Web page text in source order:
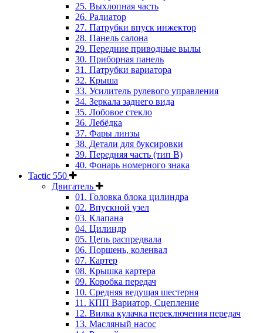
25. Выхлопная часть
26. Радиатор
27. Патрубки впуск инжектор
28. Панель салона
29. Передние приводные вылы
30. Приборная панель
31. Патрубки вариатора
32. Крыша
33. Усилитель рулевого управления
34. Зеркала заднего вида
35. Лобовое стекло
36. Лебёдка
37. Фары линзы
38. Детали для буксировки
39. Передняя часть (тип B)
40. Фонарь номерного знака
Tactic 550
Двигатель
01. Головка блока цилиндра
02. Впускной узел
03. Клапана
04. Цилиндр
05. Цепь распредвала
06. Поршень, коленвал
07. Картер
08. Крышка картера
09. Коробка передач
10. Средняя ведущая шестерня
11. КПП Вариатор, Сцепление
12. Вилка кулачка переключения передач
13. Масляный насос